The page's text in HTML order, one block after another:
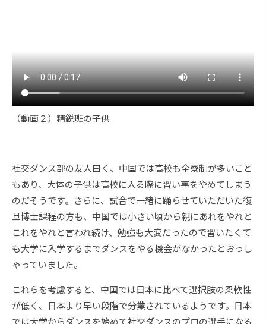
（動画２）精鋭班の子供
社交ダンス部の友人曰く、中国では高校も全寮制が多いこと
もあり、大体の子供は高校に入る際に習い事をやめてしまう
のだそうです。さらに、試合で一緒に踊らせていただいた復
旦博士課程の方も、中国では小さい頃から親にあれをやれと
これをやれと言われ続け、勉強も大変だったので習いたくて
も大学に入学するまでダンスをやる機会がなかったとおっし
ゃっていました。
これらを考慮すると、中国では日本に比べて選択肢の柔軟性
が低く、日本より早い段階で分業されているようです。日本
では大学からダンスを始めて社交ダンスのプロの選手になる